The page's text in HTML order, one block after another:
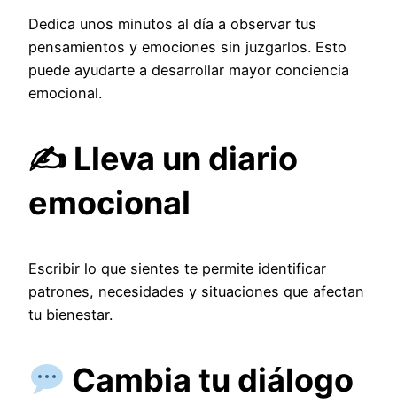
Dedica unos minutos al día a observar tus
pensamientos y emociones sin juzgarlos. Esto
puede ayudarte a desarrollar mayor conciencia
emocional.
✍️ Lleva un diario
emocional
Escribir lo que sientes te permite identificar
patrones, necesidades y situaciones que afectan
tu bienestar.
Cambia tu diálogo